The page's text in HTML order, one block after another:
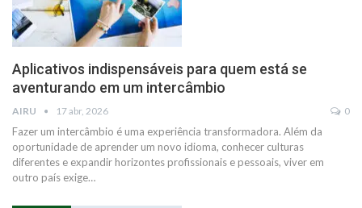
Aplicativos indispensáveis para quem está se
aventurando em um intercâmbio
AIRU 17 abr, 2026 0
Fazer um intercâmbio é uma experiência transformadora. Além da
oportunidade de aprender um novo idioma, conhecer culturas
diferentes e expandir horizontes profissionais e pessoais, viver em
outro país exige…